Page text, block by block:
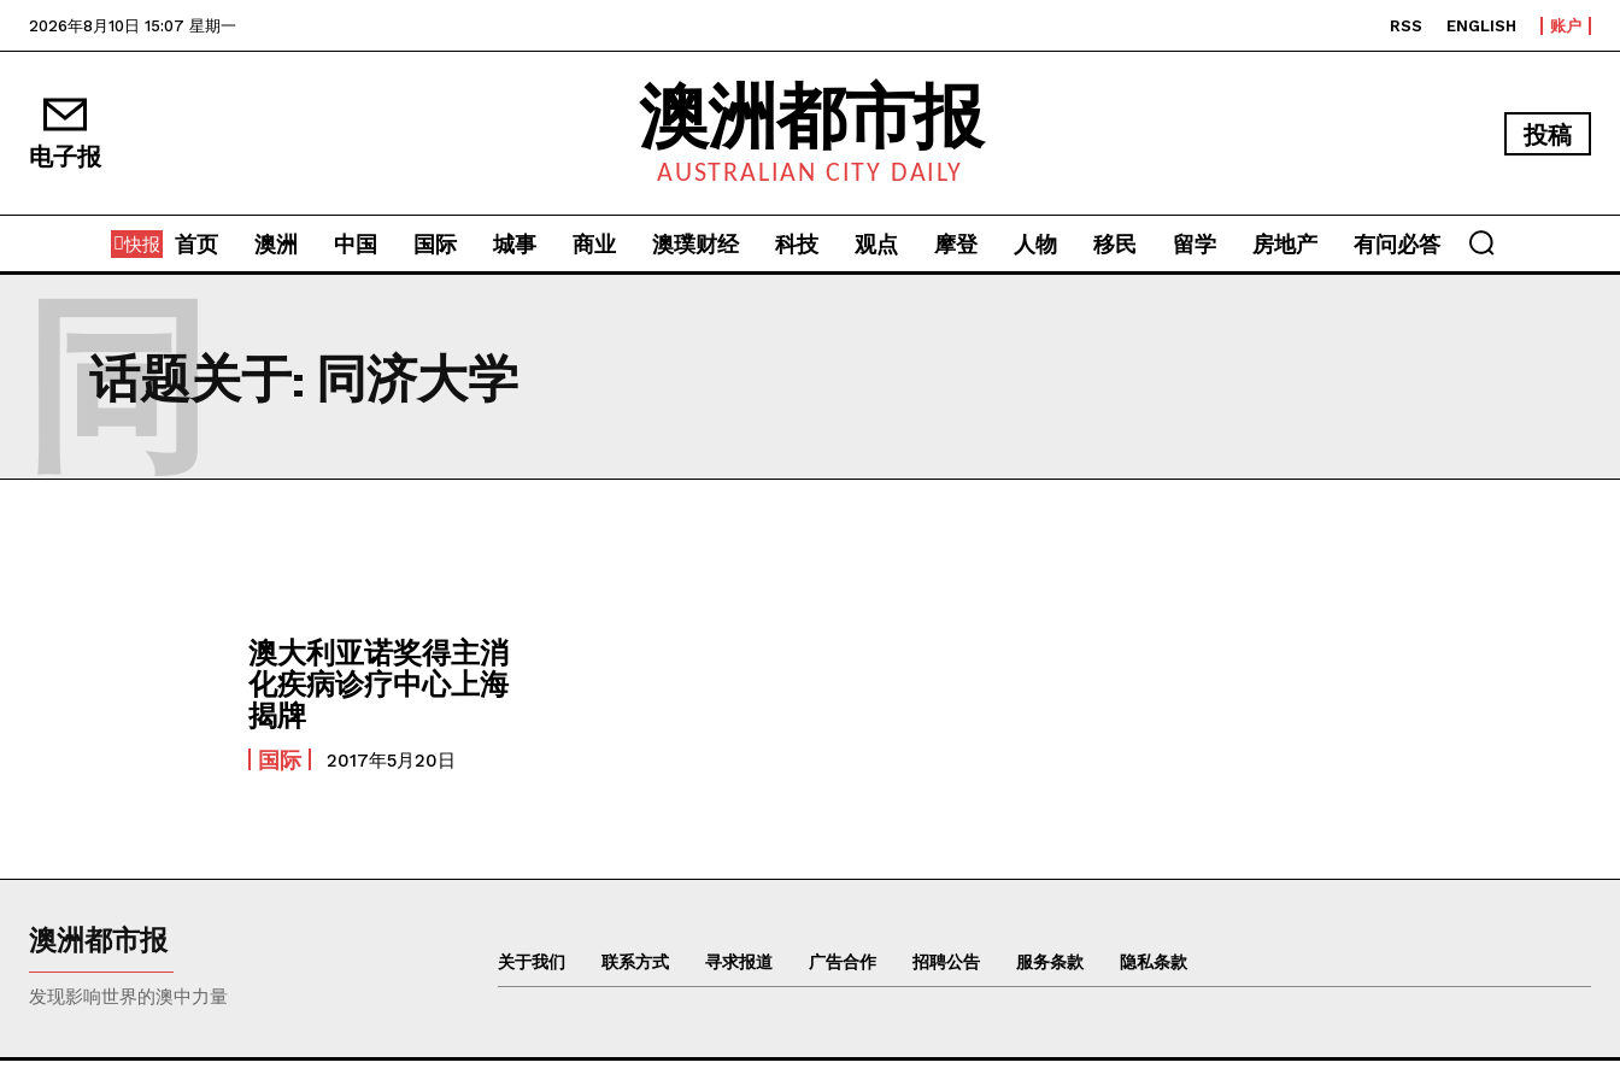
2026年8月10日 15:07 星期一 RSS ENGLISH 账户
电子报 澳洲都市报
AUSTRALIAN CITY DAILY
投稿
快报 首页 澳洲 中国 国际 城事 商业 澳璞财经 科技 观点 摩登 人物 移民 留学 房地产 有问必答
话题关于: 同济大学
同
澳大利亚诺奖得主消
化疾病诊疗中心上海
揭牌
国际 2017年5月20日
澳洲都市报
发现影响世界的澳中力量
关于我们 联系方式 寻求报道 广告合作 招聘公告 服务条款 隐私条款